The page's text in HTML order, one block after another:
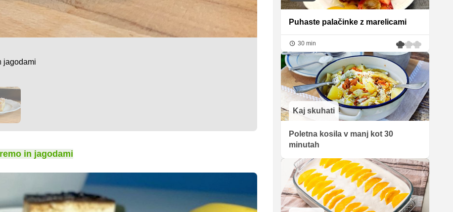
jagodami
in jagodami
Puhaste palačinke z marelicami
30 min
Kaj skuhati
Poletna kosila v manj kot 30
minutah